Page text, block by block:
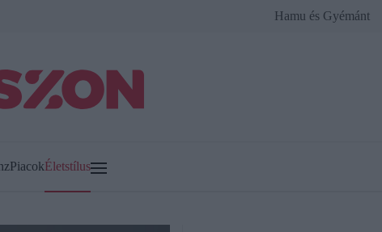
Hamu és Gyémánt
PiacokÉletstílus